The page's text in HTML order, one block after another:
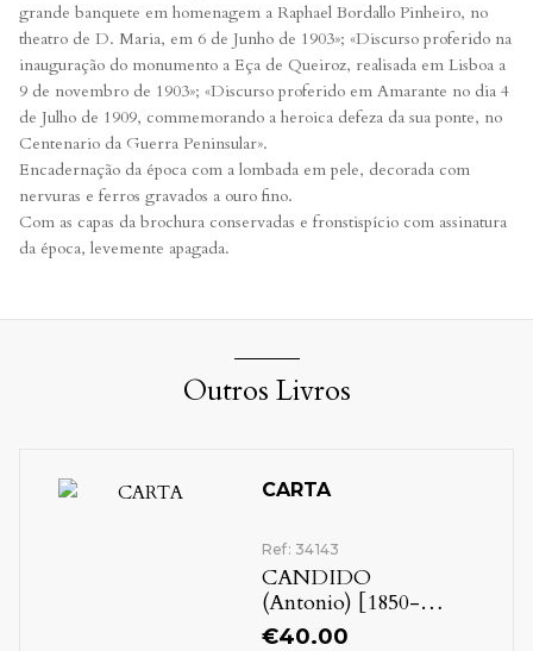
grande banquete em homenagem a Raphael Bordallo Pinheiro, no
theatro de D. Maria, em 6 de Junho de 1903»; «Discurso proferido na
inauguração do monumento a Eça de Queiroz, realisada em Lisboa a
9 de novembro de 1903»; «Discurso proferido em Amarante no dia 4
de Julho de 1909, commemorando a heroica defeza da sua ponte, no
Centenario da Guerra Peninsular».
Encadernação da época com a lombada em pele, decorada com
nervuras e ferros gravados a ouro fino.
Com as capas da brochura conservadas e fronstispício com assinatura
da época, levemente apagada.
Outros Livros
CARTA
Ref: 34143
CANDIDO
(Antonio) [1850-
1922]
€40.00